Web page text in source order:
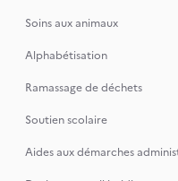
Soins aux animaux
Alphabétisation
Ramassage de déchets
Soutien scolaire
Aides aux démarches